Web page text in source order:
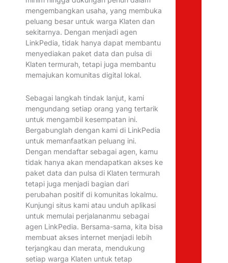
mengembangkan usaha, yang membuka
peluang besar untuk warga Klaten dan
sekitarnya. Dengan menjadi agen
LinkPedia, tidak hanya dapat membantu
menyediakan paket data dan pulsa di
Klaten termurah, tetapi juga membantu
memajukan komunitas digital lokal.
Sebagai langkah tindak lanjut, kami
mengundang setiap orang yang tertarik
untuk mengambil kesempatan ini.
Bergabunglah dengan kami di LinkPedia
untuk memanfaatkan peluang ini.
Dengan mendaftar sebagai agen, kamu
tidak hanya akan mendapatkan akses ke
paket data dan pulsa di Klaten termurah
tetapi juga menjadi bagian dari
perubahan positif di komunitas lokalmu.
Kunjungi situs kami atau unduh aplikasi
untuk memulai perjalananmu sebagai
agen LinkPedia. Bersama-sama, kita bisa
membuat akses internet menjadi lebih
terjangkau dan merata, mendukung
setiap warga Klaten untuk tetap